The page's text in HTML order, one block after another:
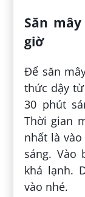
Săn
giờ
Để săn
thức dậy
30 phút
Thời gian
nhất là
sáng. Vào
khá lạnh.
vào nhé.